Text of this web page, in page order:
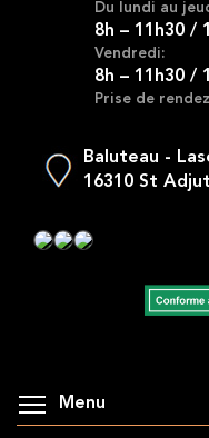
Du lundi au
8h – 11h30 /
Vendredi:
8h – 11h30 /
Prise de
Baluteau -
16310 St
Menu